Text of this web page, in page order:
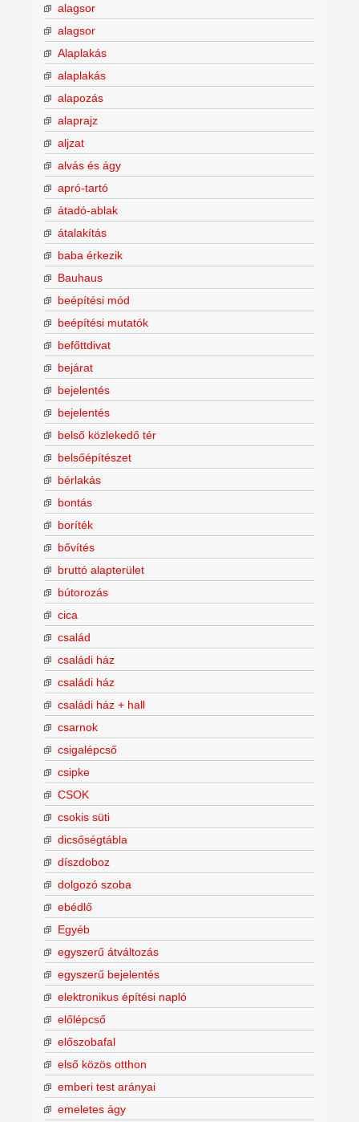
alagsor
alagsor
Alaplakás
alaplakás
alapozás
alaprajz
aljzat
alvás és ágy
apró-tartó
átadó-ablak
átalakítás
baba érkezik
Bauhaus
beépítési mód
beépítési mutatók
befőttdivat
bejárat
bejelentés
bejelentés
belső közlekedő tér
belsőépítészet
bérlakás
bontás
boríték
bővítés
bruttó alapterület
bútorozás
cica
család
családi ház
családi ház
családi ház + hall
csarnok
csigalépcső
csipke
CSOK
csokis süti
dicsőségtábla
díszdoboz
dolgozó szoba
ebédlő
Egyéb
egyszerű átváltozás
egyszerű bejelentés
elektronikus építési napló
előlépcső
előszobafal
első közös otthon
emberi test arányai
emeletes ágy